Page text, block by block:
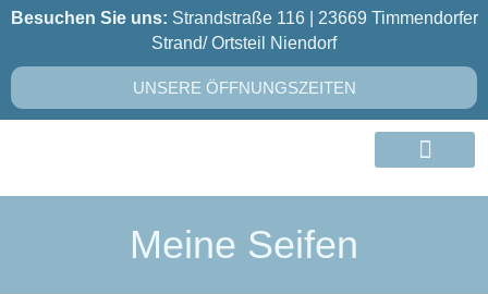
Besuchen Sie uns: Strandstraße 116 | 23669 Timmendorfer
Strand/ Ortsteil Niendorf
UNSERE ÖFFNUNGSZEITEN
Meine Seifen